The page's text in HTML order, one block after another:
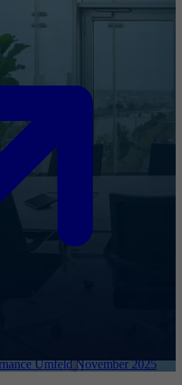
Umfeld November 2025